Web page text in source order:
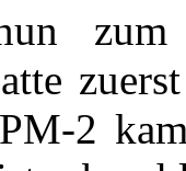
zum
2